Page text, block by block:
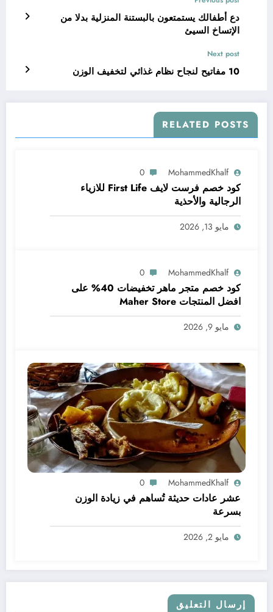
دع أطفالك يستمتعون بالبستنة المنزلية بدلا من
الإتساخ السيئ
Next post
10 مفاتيح لنجاح نظام غذائي لتخفيف الوزن
RELATED POSTS
MohammedKhalf
0
كود خصم فرست لايف First Life للازياء
الرجالية والأحذية
مايو 13, 2026
MohammedKhalf
0
كود خصم متجر ماهر تخفيضات 40% على
افضل المنتجات Maher Store
مايو 9, 2026
MohammedKhalf
0
عشر عادات حديثة تُساهم في زيادة الوزن
بسرعة
مايو 2, 2026
إرسال التعليق